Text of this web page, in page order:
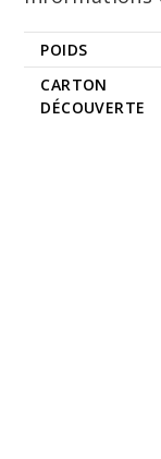
POIDS
CARTON
DÉCOUVERTE